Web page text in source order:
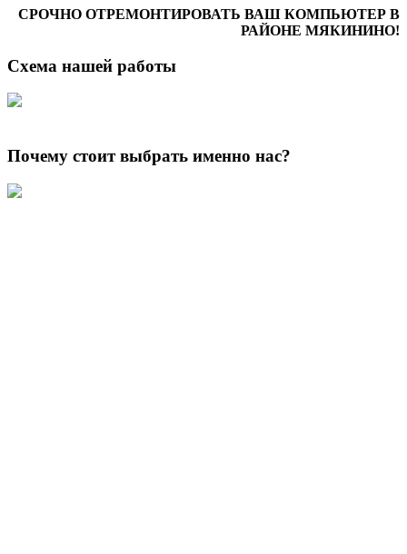
СРОЧНО ОТРЕМОНТИРОВАТЬ ВАШ КОМПЬЮТЕР В
РАЙОНЕ МЯКИНИНО!
Схема нашей работы
Почему стоит выбрать именно нас?